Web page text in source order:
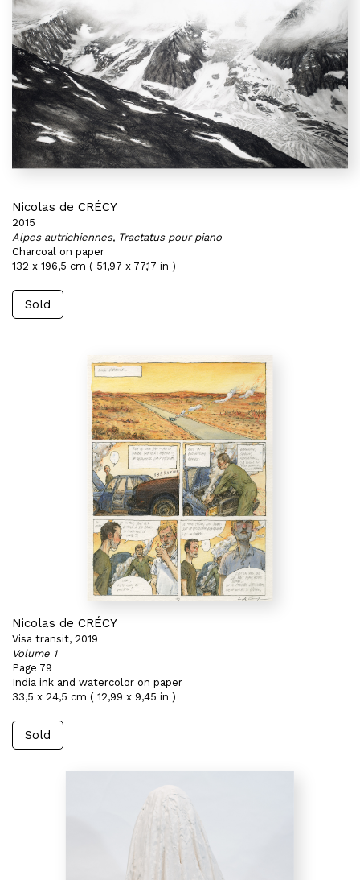
Nicolas de CRÉCY
2015
Alpes autrichiennes, Tractatus pour piano
Charcoal on paper
132 x 196,5 cm ( 51,97 x 77,17 in )
Sold
Nicolas de CRÉCY
Visa transit, 2019
Volume 1
Page 79
India ink and watercolor on paper
33,5 x 24,5 cm ( 12,99 x 9,45 in )
Sold